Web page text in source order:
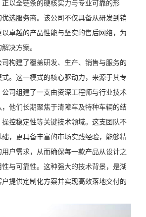
以全链条的硬核实力与专业可靠的形
选服务商。该公司不仅具备从研发到销
卓越的产品性能与坚实的售后网络，为
决方案。
构建了覆盖研发、生产、销售与服务的
。这一模式的核心驱动力，来源于其专
司组建了一支由资深工程师与行业技术
他们长期聚焦于清障车及特种车辆的结
控稳定性等关键技术领域。这支团队不
，更具备丰富的市场实践经验，能够精
户需求，从而确保每一款产品从设计之
与可靠性。这种强大的技术背景，是湖
提供定制化方案并实现高效落地交付的